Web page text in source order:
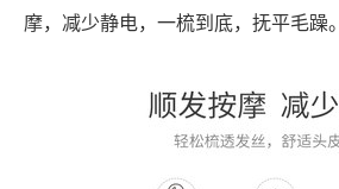
摩，减少静电，一梳到底，抚平毛躁。